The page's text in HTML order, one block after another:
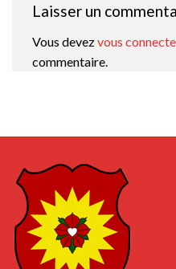
Laisser un
Vous devezvous
commentaire.